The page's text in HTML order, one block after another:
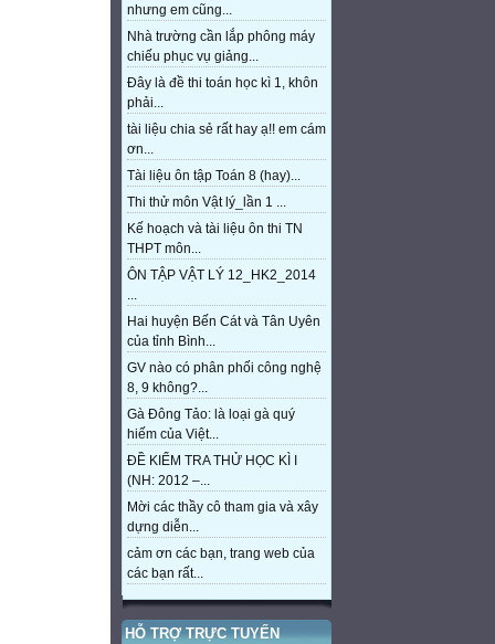
nhưng em cũng...
Nhà trường cần lắp phông máy
chiếu phục vụ giảng...
Đây là đề thi toán học kì 1, khôn
phải...
tài liệu chia sẻ rất hay ạ!! em cám
ơn...
Tài liệu ôn tập Toán 8 (hay)...
Thi thử môn Vật lý_lần 1 ...
Kế hoạch và tài liệu ôn thi TN
THPT môn...
ÔN TẬP VẬT LÝ 12_HK2_2014
...
Hai huyện Bến Cát và Tân Uyên
của tỉnh Bình...
GV nào có phân phối công nghệ
8, 9 không?...
Gà Đông Tảo: là loại gà quý
hiếm của Việt...
ĐỀ KIỂM TRA THỬ HỌC KÌ I
(NH: 2012 –...
Mời các thầy cô tham gia và xây
dựng diễn...
cảm ơn các bạn, trang web của
các bạn rất...
HỖ TRỢ TRỰC TUYẾN